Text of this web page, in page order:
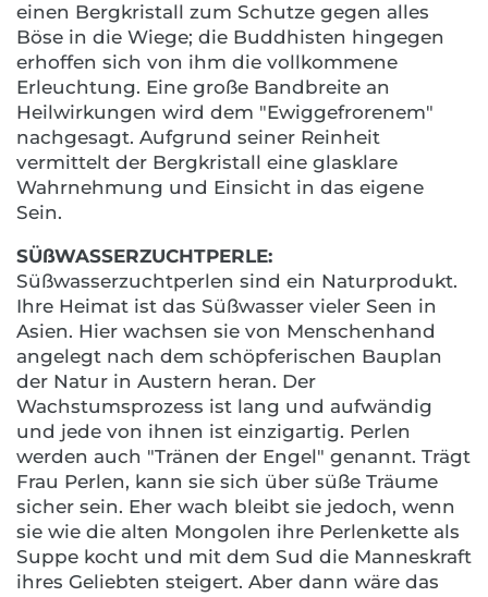
einen Bergkristall zum Schutze gegen alles
Böse in die Wiege; die Buddhisten hingegen
erhoffen sich von ihm die vollkommene
Erleuchtung. Eine große Bandbreite an
Heilwirkungen wird dem "Ewiggefrorenem"
nachgesagt. Aufgrund seiner Reinheit
vermittelt der Bergkristall eine glasklare
Wahrnehmung und Einsicht in das eigene
Sein.
SÜßWASSERZUCHTPERLE:
Süßwasserzuchtperlen sind ein Naturprodukt.
Ihre Heimat ist das Süßwasser vieler Seen in
Asien. Hier wachsen sie von Menschenhand
angelegt nach dem schöpferischen Bauplan
der Natur in Austern heran. Der
Wachstumsprozess ist lang und aufwändig
und jede von ihnen ist einzigartig. Perlen
werden auch "Tränen der Engel" genannt. Trägt
Frau Perlen, kann sie sich über süße Träume
sicher sein. Eher wach bleibt sie jedoch, wenn
sie wie die alten Mongolen ihre Perlenkette als
Suppe kocht und mit dem Sud die Manneskraft
ihres Geliebten steigert. Aber dann wäre das